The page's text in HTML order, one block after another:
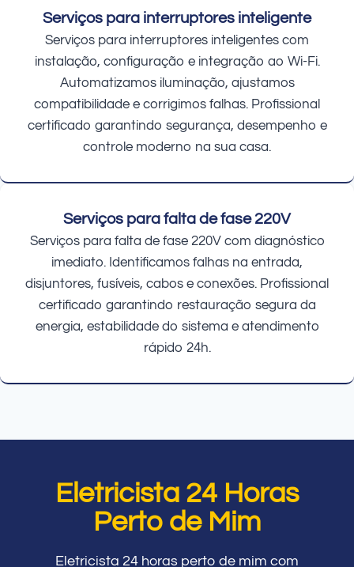
Serviços para interruptores inteligente
Serviços para interruptores inteligentes com
instalação, configuração e integração ao Wi-Fi.
Automatizamos iluminação, ajustamos
compatibilidade e corrigimos falhas. Profissional
certificado garantindo segurança, desempenho e
controle moderno na sua casa.
Serviços para falta de fase 220V
Serviços para falta de fase 220V com diagnóstico
imediato. Identificamos falhas na entrada,
disjuntores, fusíveis, cabos e conexões. Profissional
certificado garantindo restauração segura da
energia, estabilidade do sistema e atendimento
rápido 24h.
Eletricista 24 Horas
Perto de Mim
Eletricista 24 horas perto de mim com